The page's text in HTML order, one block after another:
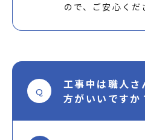
ので、ご安心くだ
Q
工事中は職人さ
方がいいですか